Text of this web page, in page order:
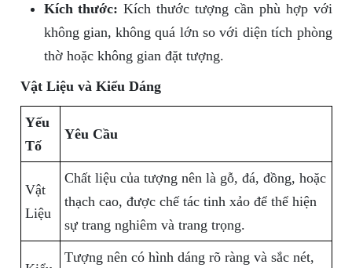
Kích thước: Kích thước tượng cần phù hợp với
không gian, không quá lớn so với diện tích phòng
thờ hoặc không gian đặt tượng.
Vật Liệu và Kiểu Dáng
Yếu
Tố
Yêu Cầu
Vật
Liệu
Chất liệu của tượng nên là gỗ, đá, đồng, hoặc
thạch cao, được chế tác tinh xảo để thể hiện
sự trang nghiêm và trang trọng.
Tượng nên có hình dáng rõ ràng và sắc nét,